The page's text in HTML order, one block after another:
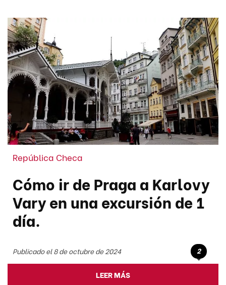
República Checa
Cómo ir de Praga a Karlovy
Vary en una excursión de 1
día.
Publicado el 8 de octubre de 2024 2
LEER MÁS